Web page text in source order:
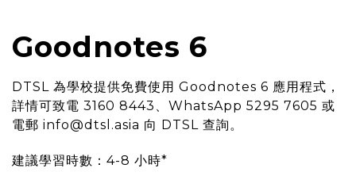
Goodnotes 6
DTSL 為學校提供免費使用 Goodnotes 6 應用程式，
詳情可致電 3160 8443、WhatsApp 5295 7605 或
電郵 info@dtsl.asia 向 DTSL 查詢。
建議學習時數：4-8 小時*